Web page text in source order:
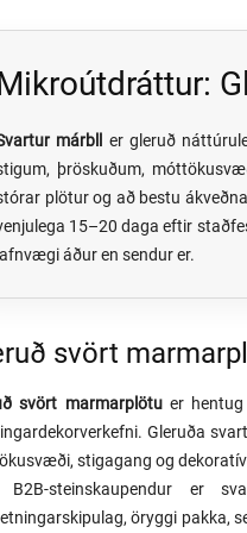
márbll er gleruð
þröskuðum,
plötur og að bestu
15–20 daga eftir
áður en sendur er.
svört
svört marmarplötuer
Gleruða
stigagang og
B2B-steinskaupendur er
öryggi pakka,